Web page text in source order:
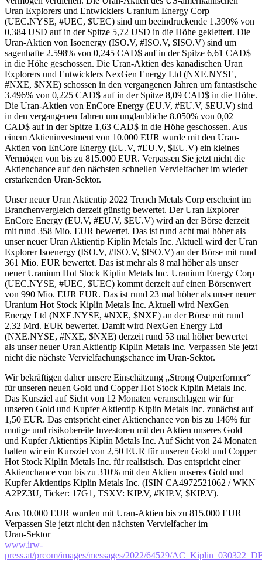
Uran Explorers und Entwicklers Uranium Energy Corp
(UEC.NYSE, #UEC, $UEC) sind um beeindruckende 1.390% von
0,384 USD auf in der Spitze 5,72 USD in die Höhe geklettert. Die
Uran-Aktien von Isoenergy (ISO.V, #ISO.V, $ISO.V) sind um
sagenhafte 2.598% von 0,245 CAD$ auf in der Spitze 6,61 CAD$
in die Höhe geschossen. Die Uran-Aktien des kanadischen Uran
Explorers und Entwicklers NexGen Energy Ltd (NXE.NYSE,
#NXE, $NXE) schossen in den vergangenen Jahren um fantastische
3.496% von 0,225 CAD$ auf in der Spitze 8,09 CAD$ in die Höhe.
Die Uran-Aktien von EnCore Energy (EU.V, #EU.V, $EU.V) sind
in den vergangenen Jahren um unglaubliche 8.050% von 0,02
CAD$ auf in der Spitze 1,63 CAD$ in die Höhe geschossen. Aus
einem Aktieninvestment von 10.000 EUR wurde mit den Uran-
Aktien von EnCore Energy (EU.V, #EU.V, $EU.V) ein kleines
Vermögen von bis zu 815.000 EUR. Verpassen Sie jetzt nicht die
Aktienchance auf den nächsten schnellen Vervielfacher im wieder
erstarkenden Uran-Sektor.
Unser neuer Uran Aktientip 2022 Trench Metals Corp erscheint im
Branchenvergleich derzeit günstig bewertet. Der Uran Explorer
EnCore Energy (EU.V, #EU.V, $EU.V) wird an der Börse derzeit
mit rund 358 Mio. EUR bewertet. Das ist rund acht mal höher als
unser neuer Uran Aktientip Kiplin Metals Inc. Aktuell wird der Uran
Explorer Isoenergy (ISO.V, #ISO.V, $ISO.V) an der Börse mit rund
361 Mio. EUR bewertet. Das ist mehr als 8 mal höher als unser
neuer Uranium Hot Stock Kiplin Metals Inc. Uranium Energy Corp
(UEC.NYSE, #UEC, $UEC) kommt derzeit auf einen Börsenwert
von 990 Mio. EUR EUR. Das ist rund 23 mal höher als unser neuer
Uranium Hot Stock Kiplin Metals Inc. Aktuell wird NexGen
Energy Ltd (NXE.NYSE, #NXE, $NXE) an der Börse mit rund
2,32 Mrd. EUR bewertet. Damit wird NexGen Energy Ltd
(NXE.NYSE, #NXE, $NXE) derzeit rund 53 mal höher bewertet
als unser neuer Uran Aktientip Kiplin Metals Inc. Verpassen Sie jetzt
nicht die nächste Vervielfachungschance im Uran-Sektor.
Wir bekräftigen daher unsere Einschätzung „Strong Outperformer“
für unseren neuen Gold und Copper Hot Stock Kiplin Metals Inc.
Das Kursziel auf Sicht von 12 Monaten veranschlagen wir für
unseren Gold und Kupfer Aktientip Kiplin Metals Inc. zunächst auf
1,50 EUR. Das entspricht einer Aktienchance von bis zu 146% für
mutige und risikobereite Investoren mit den Aktien unseres Gold
und Kupfer Aktientips Kiplin Metals Inc. Auf Sicht von 24 Monaten
halten wir ein Kursziel von 2,50 EUR für unseren Gold und Copper
Hot Stock Kiplin Metals Inc. für realistisch. Das entspricht einer
Aktienchance von bis zu 310% mit den Aktien unseres Gold und
Kupfer Aktientips Kiplin Metals Inc. (ISIN CA4972521062 / WKN
A2PZ3U, Ticker: 17G1, TSXV: KIP.V, #KIP.V, $KIP.V).
Aus 10.000 EUR wurden mit Uran-Aktien bis zu 815.000 EUR
Verpassen Sie jetzt nicht den nächsten Vervielfacher im
Uran-Sektor
www.irw-
press.at/prcom/images/messages/2022/64529/